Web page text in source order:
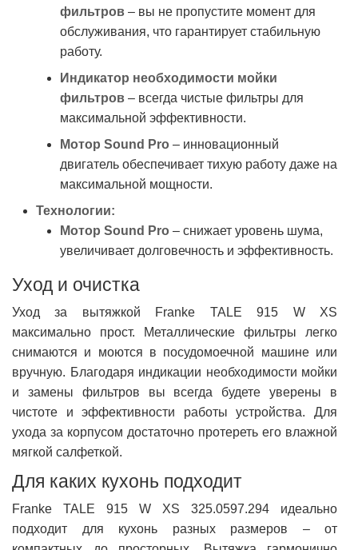
фильтров – вы не пропустите момент для
обслуживания, что гарантирует стабильную
работу.
Индикатор необходимости мойки
фильтров – всегда чистые фильтры для
максимальной эффективности.
Мотор Sound Pro – инновационный
двигатель обеспечивает тихую работу даже на
максимальной мощности.
Технологии:
Мотор Sound Pro – снижает уровень шума,
увеличивает долговечность и эффективность.
Уход и очистка
Уход за вытяжкой Franke TALE 915 W XS
максимально прост. Металлические фильтры легко
снимаются и моются в посудомоечной машине или
вручную. Благодаря индикации необходимости мойки
и замены фильтров вы всегда будете уверены в
чистоте и эффективности работы устройства. Для
ухода за корпусом достаточно протереть его влажной
мягкой салфеткой.
Для каких кухонь подходит
Franke TALE 915 W XS 325.0597.294 идеально
подходит для кухонь разных размеров – от